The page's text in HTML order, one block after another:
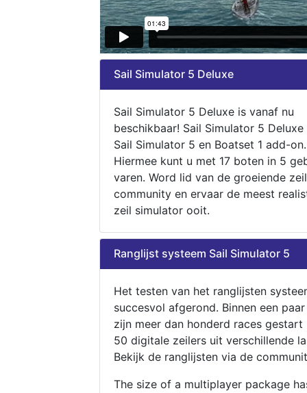
Sail Simulator 5 Deluxe
Sail Simulator 5 Deluxe is vanaf nu
beschikbaar! Sail Simulator 5
Sail Simulator 5 en Boatset 1 add-on.
Hiermee kunt u met 17 boten in 5
varen. Word lid van de groeiende zeil
community en ervaar de meest
zeil simulator ooit.
Ranglijst systeem Sail Simulator 5
Het testen van het ranglijsten
succesvol afgerond. Binnen een
zijn meer dan honderd races gestart
50 digitale zeilers uit verschillende
Bekijk de ranglijsten via de
The size of a multiplayer package